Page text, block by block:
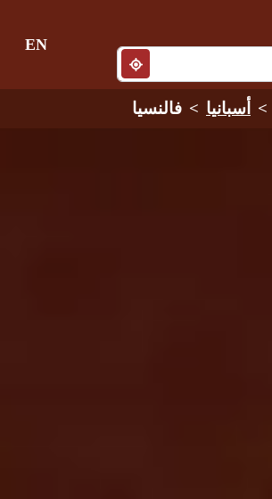
EN
أسبانيا فالنسيا